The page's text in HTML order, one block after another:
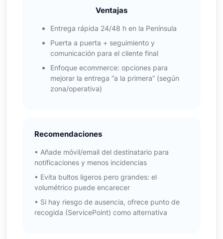
Ventajas
Entrega rápida 24/48 h en la Península
Puerta a puerta + seguimiento y
comunicación para el cliente final
Enfoque ecommerce: opciones para
mejorar la entrega “a la primera” (según
zona/operativa)
Recomendaciones
• Añade móvil/email del destinatario para
notificaciones y menos incidencias
• Evita bultos ligeros pero grandes: el
volumétrico puede encarecer
• Si hay riesgo de ausencia, ofrece punto de
recogida (ServicePoint) como alternativa